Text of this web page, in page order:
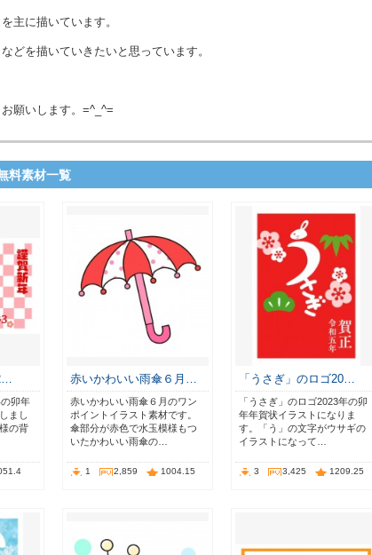
主に描いています。
どを描いていきたいと思っています。
願いします。=^_^=
料素材一覧
卯年
まし
の背
赤いかわいい雨傘６月…
赤いかわいい雨傘６月のワン
ポイントイラスト素材です。
傘部分が赤色で水玉模様もつ
いたかわいい雨傘の…
1 2,859 1004.15
「うさぎ」のロゴ20…
「うさぎ」のロゴ2023年の卯
年年賀状イラストになりま
す。「う」の文字がウサギの
イラストになって…
3 3,425 1209.25